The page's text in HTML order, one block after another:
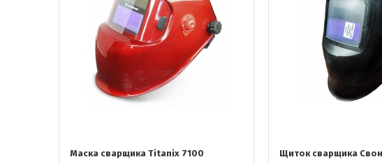
Маска сварщика Titanix 7100 Щиток сварщика